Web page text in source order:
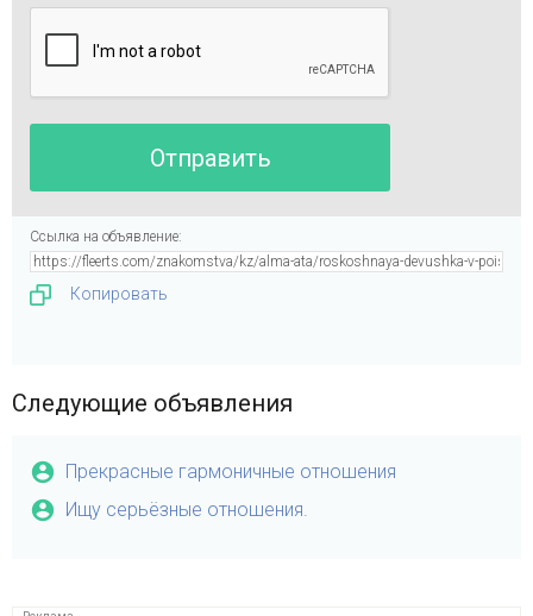
Ссылка на объявление:
Копировать
Следующие объявления
Прекрасные гармоничные отношения
Ищу серьёзные отношения.